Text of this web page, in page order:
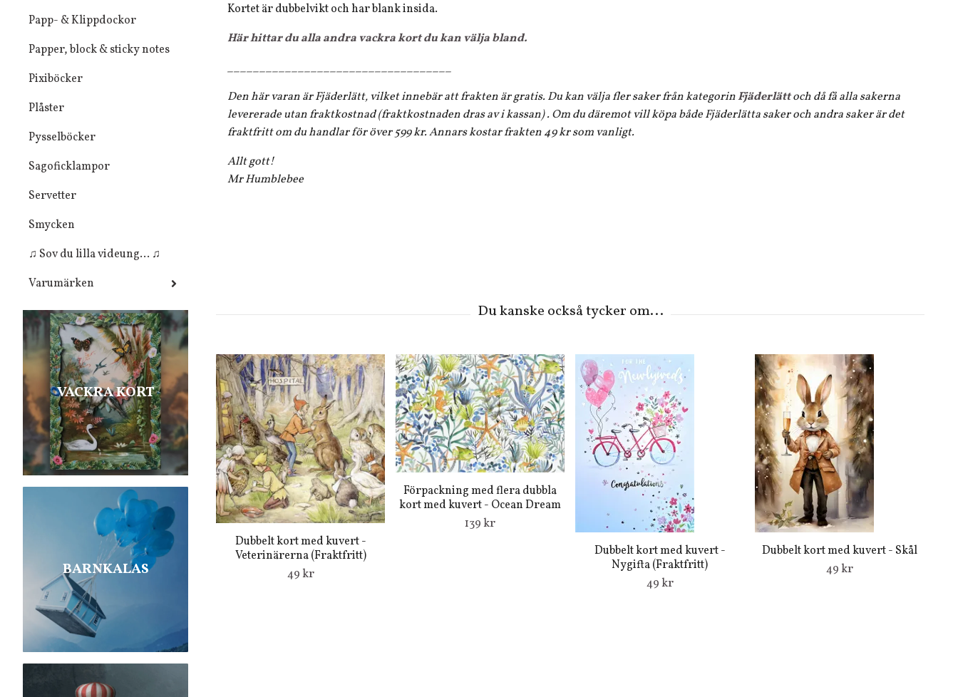
Papp- & Klippdockor
Papper, block & sticky notes
Pixiböcker
Plåster
Pysselböcker
Sagoficklampor
Servetter
Smycken
♫ Sov du lilla videung... ♫
Varumärken
VACKRA KORT
BARNKALAS
Kortet är dubbelvikt och har blank insida.
Här hittar du alla andra vackra kort du kan välja bland.
___________________________________
Den här varan är Fjäderlätt, vilket innebär att frakten är gratis. Du kan välja fler saker från kategorinFjäderlättoch då få alla sakerna
levererade utan fraktkostnad (fraktkostnaden dras av i kassan) . Om du däremot vill köpa både Fjäderlätta saker och andra saker är det
fraktfritt om du handlar för över 599 kr. Annars kostar frakten 49 kr som vanligt.
Allt gott!
Mr Humblebee
Dubbelt kort med kuvert -
Veterinärerna (Fraktfritt)
49 kr
Förpackning med flera dubbla
kort med kuvert - Ocean Dream
139 kr
Dubbelt kort med kuvert -
Nygifta (Fraktfritt)
49 kr
Dubbelt kort med kuvert - Skål
49 kr